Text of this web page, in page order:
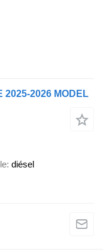
2025-2026 MODEL
diésel